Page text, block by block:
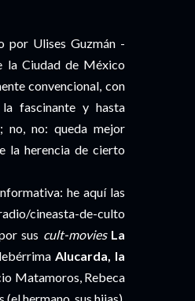
por Ulises Guzmán -
la Ciudad de México
convencional, con
fascinante y hasta
no, no: queda mejor
la herencia de cierto
he aquí las
cineasta-de-culto
sus cult-movies La
Alucarda, la
Matamoros, Rebeca